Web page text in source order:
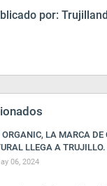
por:
ORGANIC, LA MARCA DE
LLEGA A TRUJILLO.
06, 2024